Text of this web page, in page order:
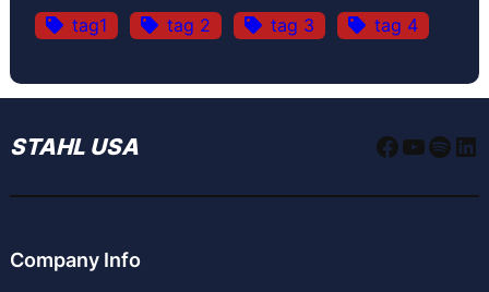
tag1 tag 2 tag 3 tag 4
STAHL USA
Company Info